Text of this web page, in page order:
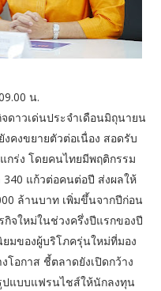
น.
ดาวเด่นประจำเดือนมิถุนายน
คงขยายตัวต่อเนื่อง สอดรับ
กร่ง โดยคนไทยมีพฤติกรรม
แก้วต่อคนต่อปี ส่งผลให้
ล้านบาท เพิ่มขึ้นจากปีก่อน
จใหม่ในช่วงครึ่งปีแรกของปี
มของผู้บริโภครุ่นใหม่ที่มอง
โอกาส ชี้ตลาดยังเปิดกว้าง
ปแบบแฟรนไชส์ให้นักลงทุน